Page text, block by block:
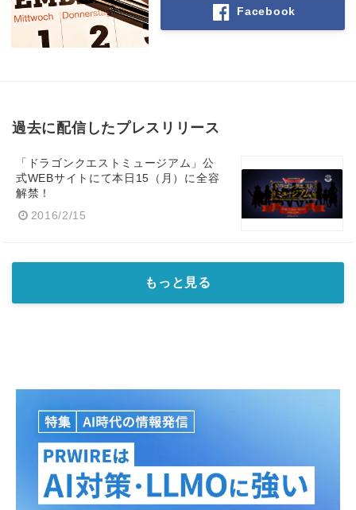
Facebook
過去に配信したプレスリリース
「ドラゴンクエストミュージアム」公
式WEBサイトにて本日15（月）に全容
解禁！
2016/2/15
もっと見る